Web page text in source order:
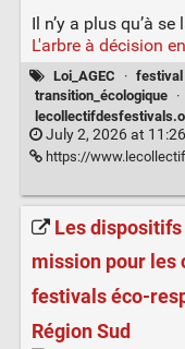
Il n’y a plus qu’à
L'arbre à décision
Loi_AGEC · festival
transition_écologique
·
July 2, 2026 at
https://www.lecollectifdesfestivals.org/
Les
mission pour les
festivals éco-
Région Sud